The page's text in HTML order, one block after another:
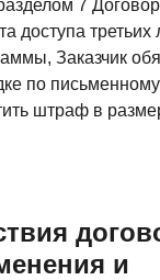
7
доступа третьих
Заказчик
по
штраф в
и